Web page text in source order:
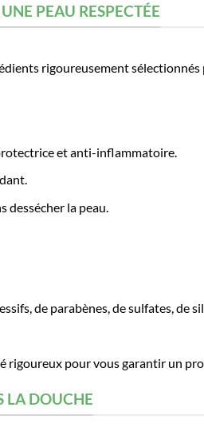
PEAU RESPECTÉE
rigoureusement
et anti-inflammatoire.
la peau.
de parabènes, de sulfates, de
rigoureux pour vous garantir un
LA DOUCHE